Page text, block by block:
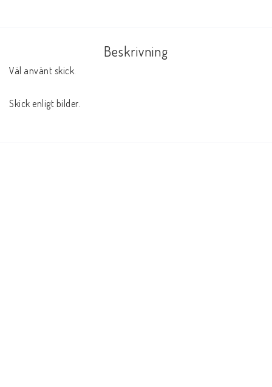
Beskrivning
Väl använt skick.
Skick enligt bilder.